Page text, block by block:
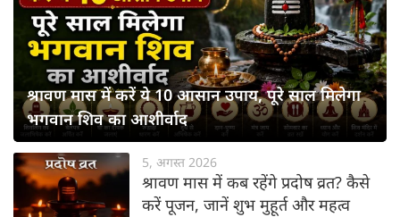
श्रावण मास में करें ये 10 आसान उपाय, पूरे साल मिलेगा
भगवान शिव का आशीर्वाद
5, अगस्त 2026
श्रावण मास में कब रहेंगे प्रदोष व्रत? कैसे
करें पूजन, जानें शुभ मुहूर्त और महत्व